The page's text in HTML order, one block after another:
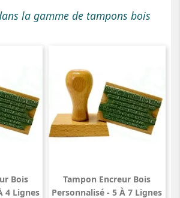
la gamme de tampons bois
Bois
4 Lignes
Tampon Encreur Bois
Personnalisé - 5 À 7 Lignes